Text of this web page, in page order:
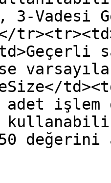
3-Vadesi
adet